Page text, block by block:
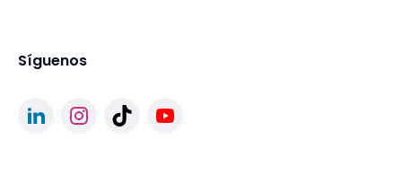
Síguenos